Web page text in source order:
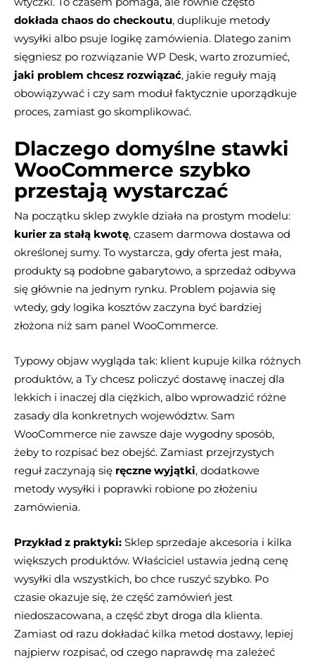
dokłada chaos do checkoutu, duplikuje metody
wysyłki albo psuje logikę zamówienia. Dlatego zanim
sięgniesz po rozwiązanie WP Desk, warto zrozumieć,
jaki problem chcesz rozwiązać, jakie reguły mają
obowiązywać i czy sam moduł faktycznie uporządkuje
proces, zamiast go skomplikować.
Dlaczego domyślne stawki
WooCommerce szybko
przestają wystarczać
Na początku sklep zwykle działa na prostym modelu:
kurier za stałą kwotę, czasem darmowa dostawa od
określonej sumy. To wystarcza, gdy oferta jest mała,
produkty są podobne gabarytowo, a sprzedaż odbywa
się głównie na jednym rynku. Problem pojawia się
wtedy, gdy logika kosztów zaczyna być bardziej
złożona niż sam panel WooCommerce.
Typowy objaw wygląda tak: klient kupuje kilka różnych
produktów, a Ty chcesz policzyć dostawę inaczej dla
lekkich i inaczej dla ciężkich, albo wprowadzić różne
zasady dla konkretnych województw. Sam
WooCommerce nie zawsze daje wygodny sposób,
żeby to rozpisać bez obejść. Zamiast przejrzystych
reguł zaczynają się ręczne wyjątki, dodatkowe
metody wysyłki i poprawki robione po złożeniu
zamówienia.
Przykład z praktyki: Sklep sprzedaje akcesoria i kilka
większych produktów. Właściciel ustawia jedną cenę
wysyłki dla wszystkich, bo chce ruszyć szybko. Po
czasie okazuje się, że część zamówień jest
niedoszacowana, a część zbyt droga dla klienta.
Zamiast od razu dokładać kilka metod dostawy, lepiej
najpierw rozpisać, od czego naprawdę ma zależeć